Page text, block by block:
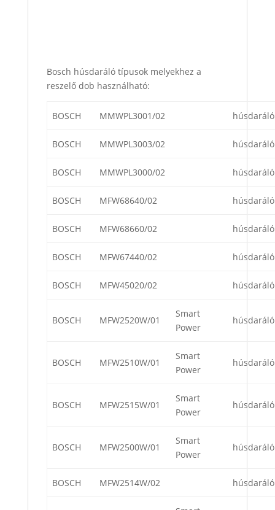
Bosch húsdaráló típusok melyekhez a
reszelő dob használható:
BOSCH MMWPL3001/02 húsdaráló
BOSCH MMWPL3003/02 húsdaráló
BOSCH MMWPL3000/02 húsdaráló
BOSCH MFW68640/02 húsdaráló
BOSCH MFW68660/02 húsdaráló
BOSCH MFW67440/02 húsdaráló
BOSCH MFW45020/02 húsdaráló
BOSCH MFW2520W/01
Smart
Power
húsdaráló
BOSCH MFW2510W/01
Smart
Power
húsdaráló
BOSCH MFW2515W/01
Smart
Power
húsdaráló
BOSCH MFW2500W/01
Smart
Power
húsdaráló
BOSCH MFW2514W/02 húsdaráló